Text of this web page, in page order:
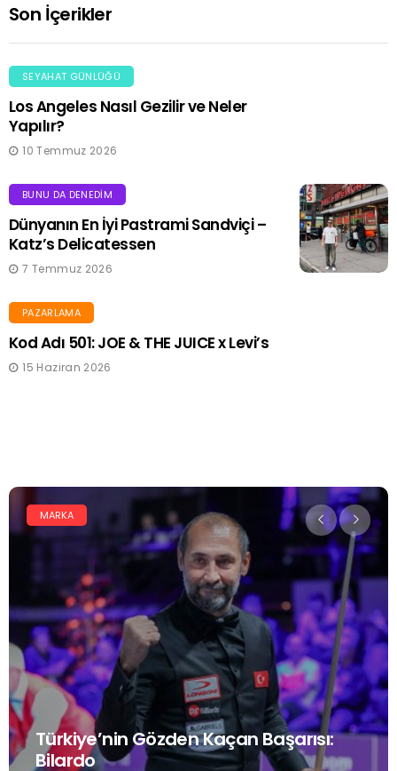
Son İçerikler
SEYAHAT GÜNLÜĞÜ
Los Angeles Nasıl Gezilir ve Neler
Yapılır?
10 Temmuz 2026
BUNU DA DENEDIM
Dünyanın En İyi Pastrami Sandviçi –
Katz’s Delicatessen
7 Temmuz 2026
PAZARLAMA
Kod Adı 501: JOE & THE JUICE x Levi’s
15 Haziran 2026
MARKA
Türkiye’nin Gözden Kaçan Başarısı:
Bilardo